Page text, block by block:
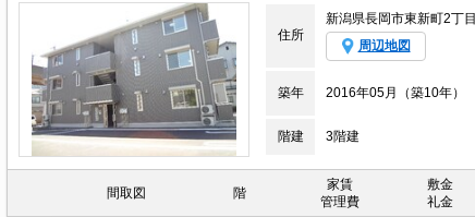
住所
新潟県長岡市東新町2丁目
周辺地図
築年 2016年05月（築10年）
階建 3階建
間取図 階
家賃
管理費
敷金
礼金